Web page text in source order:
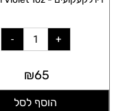
₪65
הוסף לסל